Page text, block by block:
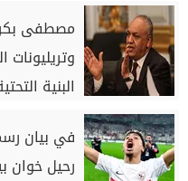
مصطفى
البنية
في بيان
رحيل خوان